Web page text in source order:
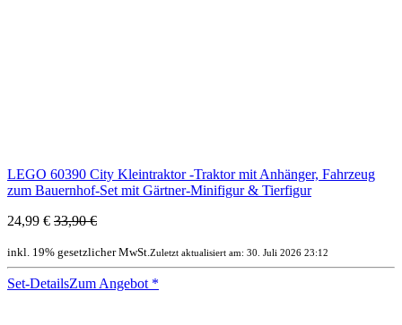
LEGO 60390 City Kleintraktor -Traktor mit Anhänger, Fahrzeug
zum Bauernhof-Set mit Gärtner-Minifigur & Tierfigur
24,99 € 33,90 €
inkl. 19% gesetzlicher MwSt. Zuletzt aktualisiert am: 30. Juli 2026 23:12
Set-DetailsZum Angebot *